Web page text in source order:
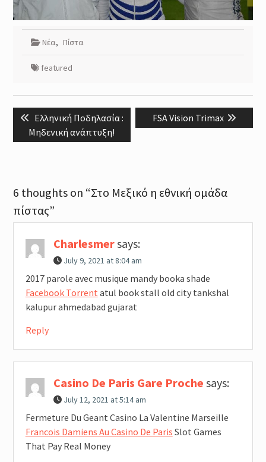
Νέα, Πίστα
featured
navigation
Previous
post:
Ελληνική Ποδηλασία :
Μηδενική ανάπτυξη!
Next
post:
FSA Vision Trimax
6 thoughts on “Στο Μεξικό η εθνική ομάδα
πίστας”
Charlesmersays:
July 9, 2021 at 8:04 am
2017 parole avec musique mandy booka shade
Facebook Torrent atul book stall old city tankshal
kalupur ahmedabad gujarat
Reply
Casino De Paris Gare Proche says:
July 12, 2021 at 5:14 am
Fermeture Du Geant Casino La Valentine Marseille
Francois Damiens Au Casino De Paris Slot Games
That Pay Real Money